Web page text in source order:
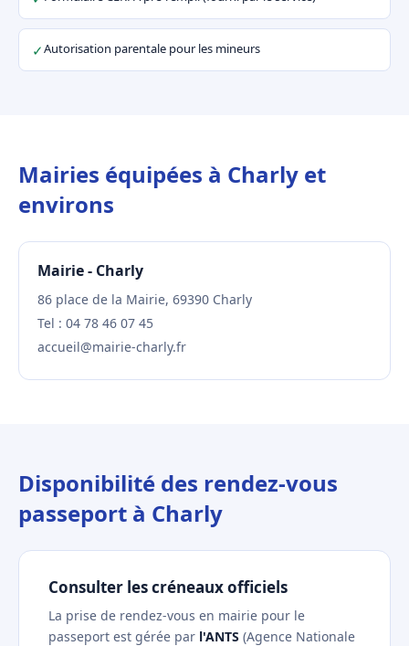
✓Autorisation parentale pour les mineurs
Mairies équipées à Charly et
environs
Mairie - Charly
86 place de la Mairie, 69390 Charly
Tel : 04 78 46 07 45
accueil@mairie-charly.fr
Disponibilité des rendez-vous
passeport à Charly
Consulter les créneaux officiels
La prise de rendez-vous en mairie pour le
passeport est gérée par l'ANTS (Agence Nationale